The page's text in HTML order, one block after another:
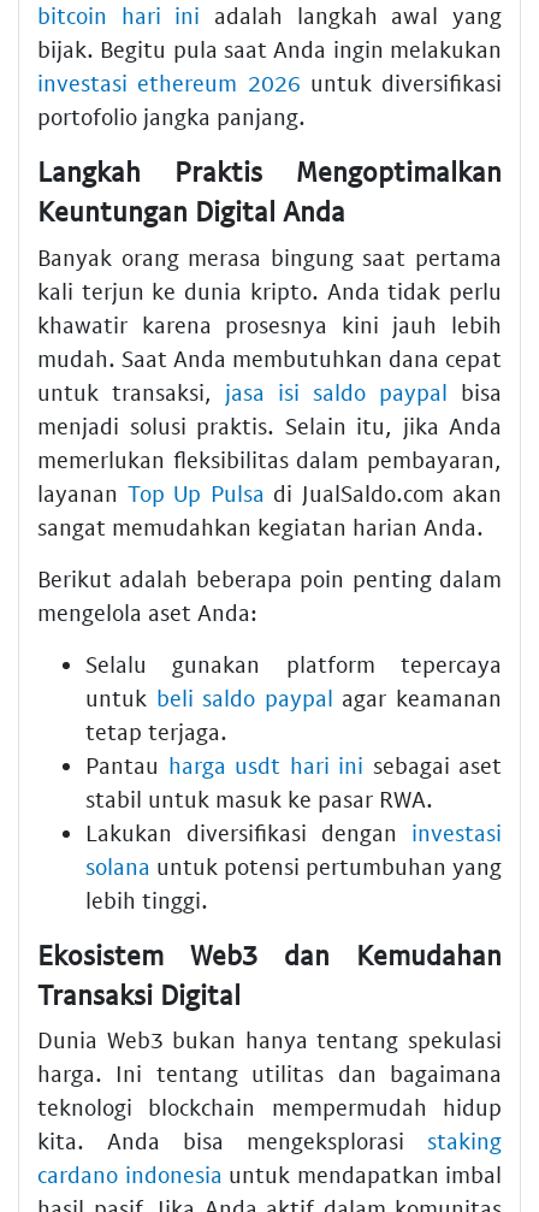
bitcoin hari ini adalah langkah awal yang
bijak. Begitu pula saat Anda ingin melakukan
investasi ethereum 2026 untuk diversifikasi
portofolio jangka panjang.
Langkah Praktis Mengoptimalkan
Keuntungan Digital Anda
Banyak orang merasa bingung saat pertama
kali terjun ke dunia kripto. Anda tidak perlu
khawatir karena prosesnya kini jauh lebih
mudah. Saat Anda membutuhkan dana cepat
untuk transaksi, jasa isi saldo paypal bisa
menjadi solusi praktis. Selain itu, jika Anda
memerlukan fleksibilitas dalam pembayaran,
layanan Top Up Pulsa di JualSaldo.com akan
sangat memudahkan kegiatan harian Anda.
Berikut adalah beberapa poin penting dalam
mengelola aset Anda:
Selalu gunakan platform tepercaya
untuk beli saldo paypal agar keamanan
tetap terjaga.
Pantau harga usdt hari ini sebagai aset
stabil untuk masuk ke pasar RWA.
Lakukan diversifikasi dengan investasi
solana untuk potensi pertumbuhan yang
lebih tinggi.
Ekosistem Web3 dan Kemudahan
Transaksi Digital
Dunia Web3 bukan hanya tentang spekulasi
harga. Ini tentang utilitas dan bagaimana
teknologi blockchain mempermudah hidup
kita. Anda bisa mengeksplorasi staking
cardano indonesia untuk mendapatkan imbal